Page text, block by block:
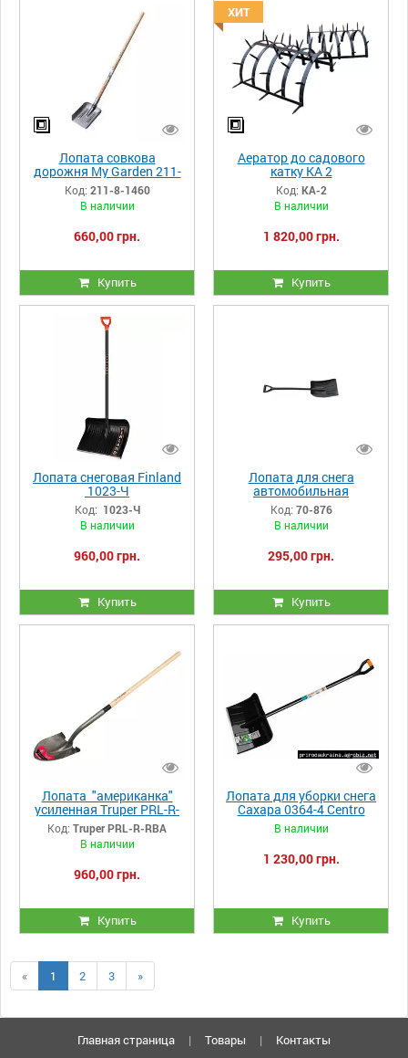
Лопата совкова
дорожня My Garden 211-
8-1460
Код: 211-8-1460
В наличии
660,00 грн.
Купить
ХИТ
Аератор до садового
катку КА 2
Код: КА-2
В наличии
1 820,00 грн.
Купить
Лопата снеговая Finland
1023-Ч
Код: 1023-Ч
В наличии
960,00 грн.
Купить
Лопата для снега
автомобильная
TECHNICS 70-876
Код: 70-876
В наличии
295,00 грн.
Купить
Лопата "американка"
усиленная Truper PRL-R-
RBA
Код: Truper PRL-R-RBA
В наличии
960,00 грн.
Купить
Лопата для уборки снега
Сахара 0364-4 Centro
В наличии
1 230,00 грн.
Купить
« 1 2 3 »
Главная страница | Товары | Контакты